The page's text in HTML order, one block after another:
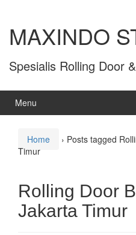
MAXINDO
Spesialis Rolling Door
Menu
Home › Posts tagged
Timur
Rolling Door
Jakarta Timur